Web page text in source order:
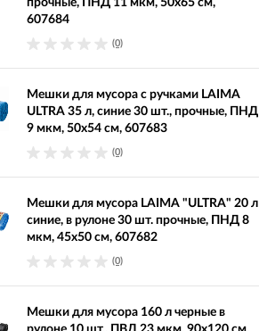
прочные, ПНД 11 мкм, 50х65 см,
607684
(0)
Мешки для мусора с ручками LAIMA
ULTRA 35 л, синие 30 шт., прочные, ПНД
9 мкм, 50х54 см, 607683
(0)
Мешки для мусора LAIMA "ULTRA" 20 л
синие, в рулоне 30 шт. прочные, ПНД 8
мкм, 45х50 см, 607682
(0)
Мешки для мусора 160 л черные в